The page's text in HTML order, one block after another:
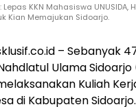
KKN Mahasiswa UNUSIDA,
Kian Memajukan Sidoarjo.
– Sebanyak
Ulama Sidoarjo
Kuliah
di Kabupaten